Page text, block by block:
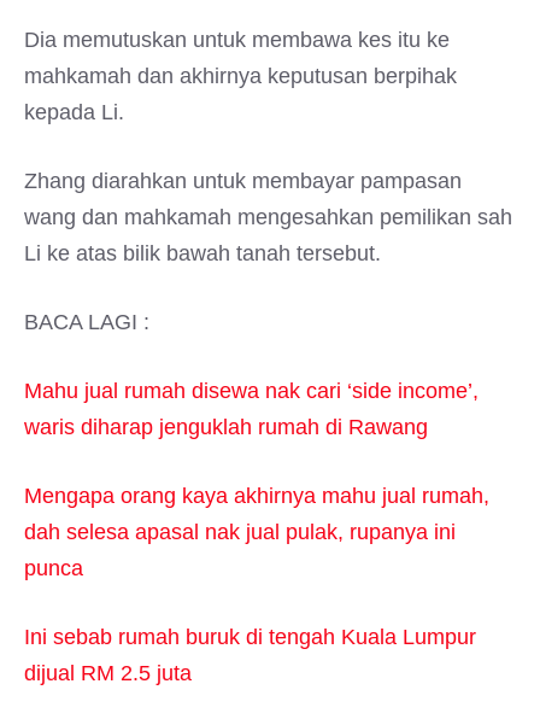
Dia memutuskan untuk membawa kes itu ke
mahkamah dan akhirnya keputusan berpihak
kepada Li.
Zhang diarahkan untuk membayar pampasan
wang dan mahkamah mengesahkan pemilikan sah
Li ke atas bilik bawah tanah tersebut.
BACA LAGI :
Mahu jual rumah disewa nak cari ‘side income’,
waris diharap jenguklah rumah di Rawang
Mengapa orang kaya akhirnya mahu jual rumah,
dah selesa apasal nak jual pulak, rupanya ini
punca
Ini sebab rumah buruk di tengah Kuala Lumpur
dijual RM 2.5 juta